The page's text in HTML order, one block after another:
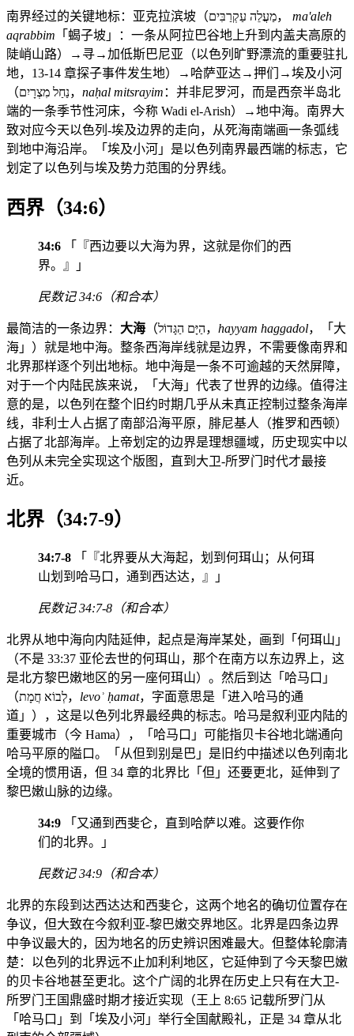
南界经过的关键地标：亚克拉滨坡（מַעֲלֵה עַקְרַבִּים， ma'aleh
aqrabbim 「蝎子坡」：一条从阿拉巴谷地上升到内盖夫高原的
陡峭山路）→寻→加低斯巴尼亚（以色列旷野漂流的重要驻扎
地，13-14 章探子事件发生地）→哈萨亚达→押们→埃及小河
（נַחַל מִצְרָיִם， naḥal mitsrayim ：并非尼罗河，而是西奈半岛北
端的一条季节性河床，今称 Wadi el-Arish）→地中海。南界大
致对应今天以色列-埃及边界的走向，从死海南端画一条弧线
到地中海沿岸。「埃及小河」是以色列南界最西端的标志，它
划定了以色列与埃及势力范围的分界线。
西界（34:6）
34:6 「『西边要以大海为界，这就是你们的西
界。』」
民数记 34:6（和合本）
最简洁的一条边界： 大海 （הַיָּם הַגָּדוֹל， hayyam haggadol，「大
海」）就是地中海。整条西海岸线就是边界，不需要像南界和
北界那样逐个列出地标。地中海是一条不可逾越的天然屏障，
对于一个内陆民族来说，「大海」代表了世界的边缘。值得注
意的是，以色列在整个旧约时期几乎从未真正控制过整条海岸
线，非利士人占据了南部沿海平原，腓尼基人（推罗和西顿）
占据了北部海岸。上帝划定的边界是理想疆域，历史现实中以
色列从未完全实现这个版图，直到大卫-所罗门时代才最接
近。
北界（34:7-9）
34:7-8 「『北界要从大海起，划到何珥山；从何珥
山划到哈马口，通到西达达，』」
民数记 34:7-8（和合本）
北界从地中海向内陆延伸，起点是海岸某处，画到「何珥山」
（不是 33:37 亚伦去世的何珥山，那个在南方以东边界上，这
是北方黎巴嫩地区的另一座何珥山）。然后到达「哈马口」
（לְבוֹא חֲמָת， levoʾ ḥamat，字面意思是「进入哈马的通
道」），这是以色列北界最经典的标志。哈马是叙利亚内陆的
重要城市（今 Hama），「哈马口」可能指贝卡谷地北端通向
哈马平原的隘口。「从但到别是巴」是旧约中描述以色列南北
全境的惯用语，但 34 章的北界比「但」还要更北，延伸到了
黎巴嫩山脉的边缘。
34:9 「又通到西斐仑，直到哈萨以难。这要作你
们的北界。」
民数记 34:9（和合本）
北界的东段到达西达达和西斐仑，这两个地名的确切位置存在
争议，但大致在今叙利亚-黎巴嫩交界地区。北界是四条边界
中争议最大的，因为地名的历史辨识困难最大。但整体轮廓清
楚：以色列的北界远不止加利利地区，它延伸到了今天黎巴嫩
的贝卡谷地甚至更北。这个广阔的北界在历史上只有在大卫-
所罗门王国鼎盛时期才接近实现（王上 8:65 记载所罗门从
「哈马口」到「埃及小河」举行全国献殿礼，正是 34 章从北